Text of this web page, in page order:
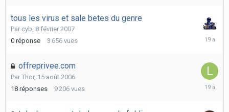
tous les virus et sale betes du genre
Par cyb, 8 février 2007
0 réponse 3 656 vues
offreprivee.com
Par Thor, 15 août 2006
18 réponses 9 206 vues